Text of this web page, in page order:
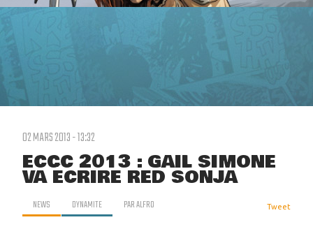
02 MARS 2013 - 13:32
ECCC 2013 : GAIL SIMONE
VA ÉCRIRE RED SONJA
NEWS DYNAMITE PARALFRO Tweet